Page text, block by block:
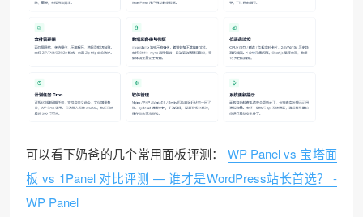
可以看下奶爸的几个常用面板评测：
WP Panel vs 宝塔面
板 vs 1Panel 对比评测 — 谁才是WordPress站长首选？ -
WP Panel